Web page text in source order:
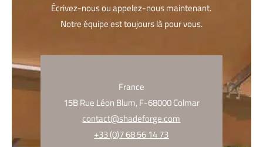
Écrivez-nous ou appelez-nous maintenant.
Notre équipe est toujours là pour vous.
France
15B Rue Léon Blum, F-68000 Colmar
contact@shadeforge.com
+33 (0)7 68 56 14 73